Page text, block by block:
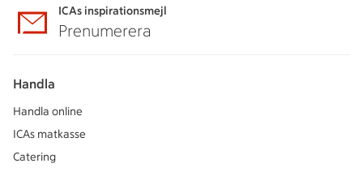
ICAs inspirationsmejl
Prenumerera
Handla
Handla online
ICAs matkasse
Catering